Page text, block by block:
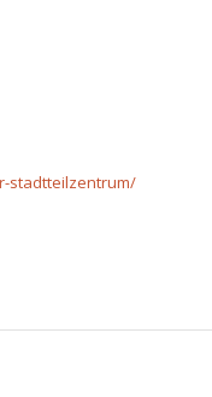
stadtteilzentrum/